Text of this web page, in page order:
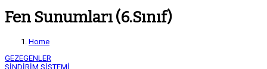
Fen Sunumları (6.Sınıf)
Home
GEZEGENLER
SİNDİRİM SİSTEMİ